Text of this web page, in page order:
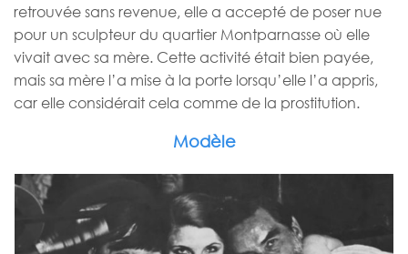
retrouvée sans revenue, elle a accepté de poser nue
pour un sculpteur du quartier Montparnasse où elle
vivait avec sa mère. Cette activité était bien payée,
mais sa mère l’a mise à la porte lorsqu’elle l’a appris,
car elle considérait cela comme de la prostitution.
Modèle